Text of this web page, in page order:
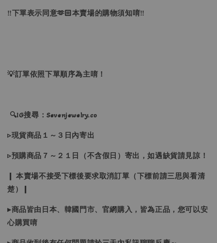
‼下單表示同意🫶🏻本賣場的購物須知唷‼
💡訂單依照下單順序為主唷！
🔍IG搜尋：Sevenjewelry.co
▹現貨商品１～３日內寄出
▹預購商品７～２１日（不含假日）寄出，如遇缺貨請見諒！
❙ 本賣場不接受下標後要求取消訂單（下標前請三思與看清
楚）❙
▸商品皆由日本、韓國門市、官網購入，皆為正品，您可以安
心購買唷